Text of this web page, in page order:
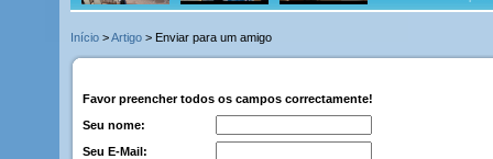
Início >Artigo > Enviar para um amigo
Favor preencher todos os campos correctamente!
Seu nome:
Seu E-Mail: